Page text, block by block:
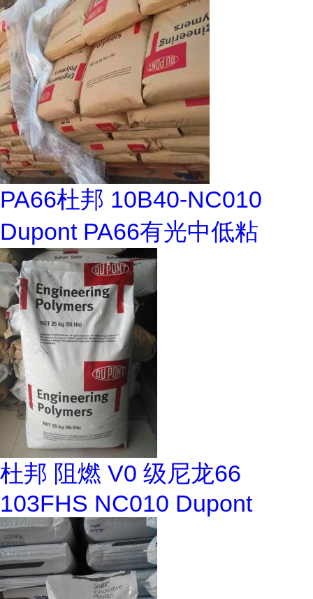
PA66杜邦 10B40-NC010
Dupont PA66有光中低粘
杜邦 阻燃 V0 级尼龙66
103FHS NC010 Dupont